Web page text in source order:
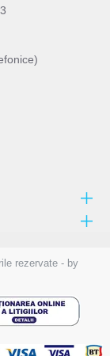
rezervate - by